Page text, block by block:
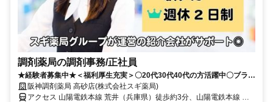
調剤薬局の調剤事務/正社員
★経験者募集中★＜福利厚生充実＞〇20代30代40代の方活躍中〇ブラン
クOK★人気の大手薬局事務求人★
阪神調剤薬局 高砂店(株式会社スギ薬局)
アクセス 山陽電鉄本線 荒井（兵庫県）徒歩約3分、山陽電鉄本線 高